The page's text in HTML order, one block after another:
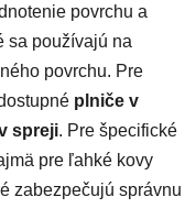
povrchu a
sa používajú na
povrchu. Pre
plniče v
spreji. Pre špecifické
pre ľahké kovy
zabezpečujú správnu